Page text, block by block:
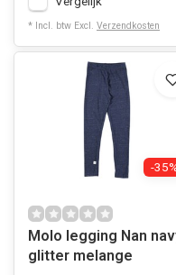
* Incl. btw Excl. Verzendkosten
-
Molo legging Nan navy
glitter melange